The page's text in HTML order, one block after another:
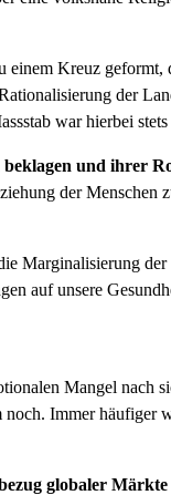
Kreuz
der
war hier­bei
und ihrer
der Men­schen
auf unsere
Man­gel nach
Immer
glob­aler